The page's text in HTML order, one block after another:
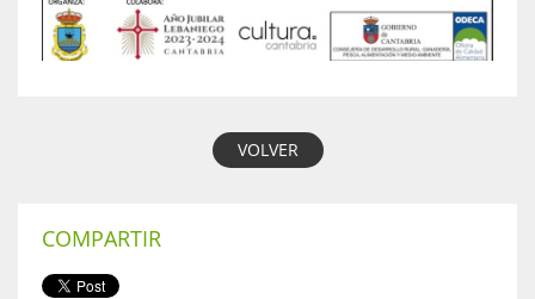
VOLVER
COMPARTIR